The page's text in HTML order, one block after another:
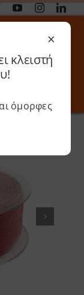
Toggle
×
κλειστή
όμορφες